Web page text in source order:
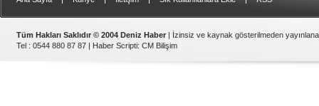
Tüm Hakları Saklıdır © 2004 Deniz Haber | İzinsiz ve kaynak gösterilmeden
Tel : 0544 880 87 87 | Haber Scripti: CM Bilişim